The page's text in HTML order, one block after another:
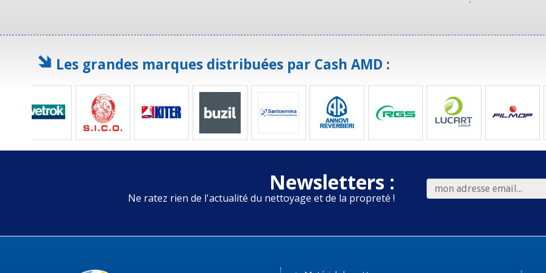
Les grandes marques distribuées par Cash AMD :
Newsletters :
Ne ratez rien de l'actualité du nettoyage et de la propreté !